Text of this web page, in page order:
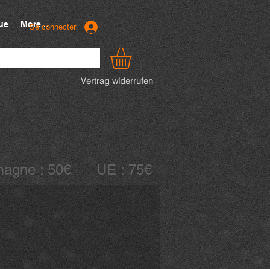
: 50€ UE : 75€
More...
Se connecter
Vertrag widerrufen